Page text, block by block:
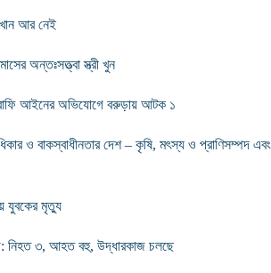
আর নেই
অন্তঃসত্ত্বা স্ত্রী খুন
আইনের অভিযোগে বরুড়ায় আটক ১
ও বাকস্বাধীনতার দেশ – কৃষি, মৎস্য ও প্রাণিসম্পদ এবং
যুবকের মৃত্যু
নিহত ৩, আহত বহু, উদ্ধারকাজ চলছে